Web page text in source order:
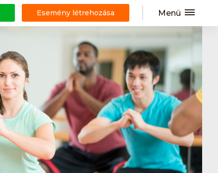
Esemény létrehozása Menü